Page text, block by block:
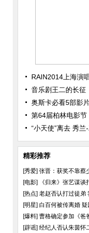
凯特王妃淡定与裸男握手 行碰鼻
RAIN2014上海演
音乐剧王二的长征
奥斯卡必看5部影
第64届柏林电影节
“小天使”离去 秀
精彩推荐
[秀爱] 张晋：获奖不靠蔡
[电影]
《归来》张艺谋
[热点] 老赵否认打过徒弟
[明星] 白百何被传离婚
[爆料] 曹格确定参加《爸
[辟谣] 经纪人否认朱茵怀